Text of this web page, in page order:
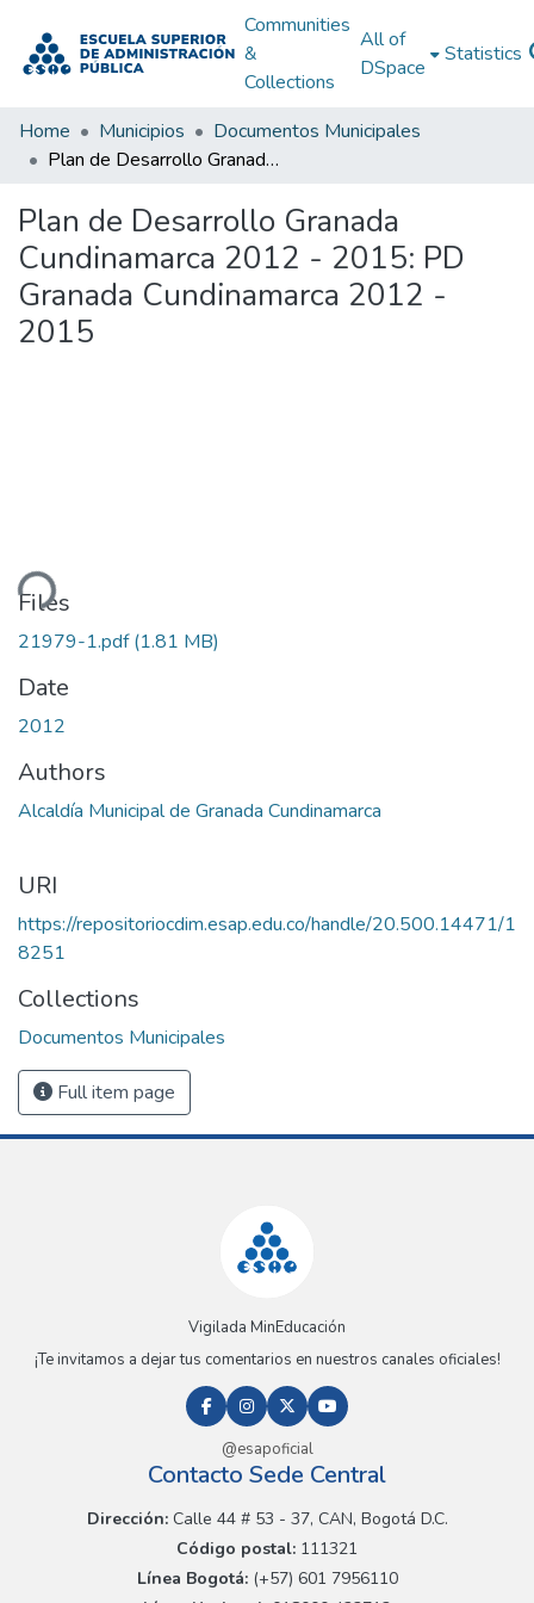
Communities
&
Collections
All of
DSpace
Statistics
Home Municipios
Documentos Municipales
Plan de Desarrollo Granada Cundinamarca 2012 - 2015: PD Granada Cundinamarca 2012 - 2015
Plan de Desarrollo Granada
Cundinamarca 2012 - 2015: PD
Granada Cundinamarca 2012 -
2015
Files
21979-1.pdf(1.81 MB)
Date
2012
Authors
Alcaldía Municipal de Granada Cundinamarca
URI
https://repositoriocdim.esap.edu.co/handle/20.500.14471/1
8251
Collections
Documentos Municipales
Full item page
Vigilada MinEducación
¡Te invitamos a dejar tus comentarios en nuestros canales oficiales!
@esapoficial
Contacto Sede Central
Dirección:Calle 44 # 53 - 37, CAN, Bogotá D.C.
Código postal: 111321
Línea Bogotá:(+57) 601 7956110